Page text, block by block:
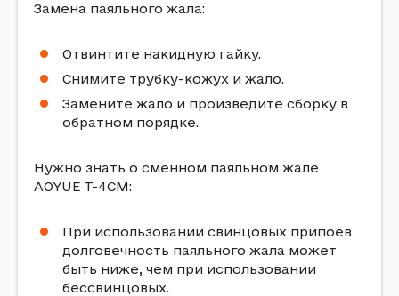
Замена паяльного жала:
Отвинтите накидную гайку.
Снимите трубку-кожух и жало.
Замените жало и произведите сборку в
обратном порядке.
Нужно знать о сменном паяльном жале
AOYUE T-4CM:
При использовании свинцовых припоев
долговечность паяльного жала может
быть ниже, чем при использовании
бессвинцовых.